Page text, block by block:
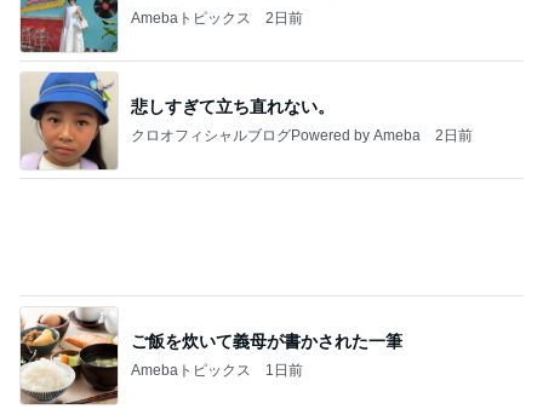
Amebaトピックス 2日前
悲しすぎて立ち直れない。
クロオフィシャルブログPowered by Ameba 2日前
ご飯を炊いて義母が書かされた一筆
Amebaトピックス 1日前